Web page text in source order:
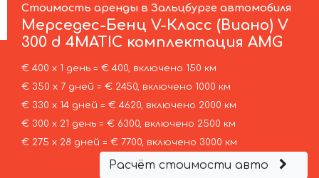
Стоимость аренды в Зальцбурге автомобиля
Мерседес-Бенц V-Класс (Виано) V
300 d 4MATIC комплектация AMG
€ 400 х 1 день = € 400, включено 150 км
€ 350 х 7 дней = € 2450, включено 1000 км
€ 330 х 14 дней = € 4620, включено 2000 км
€ 300 х 21 день = € 6300, включено 2500 км
€ 275 х 28 дней = € 7700, включено 3000 км
Расчёт стоимости авто